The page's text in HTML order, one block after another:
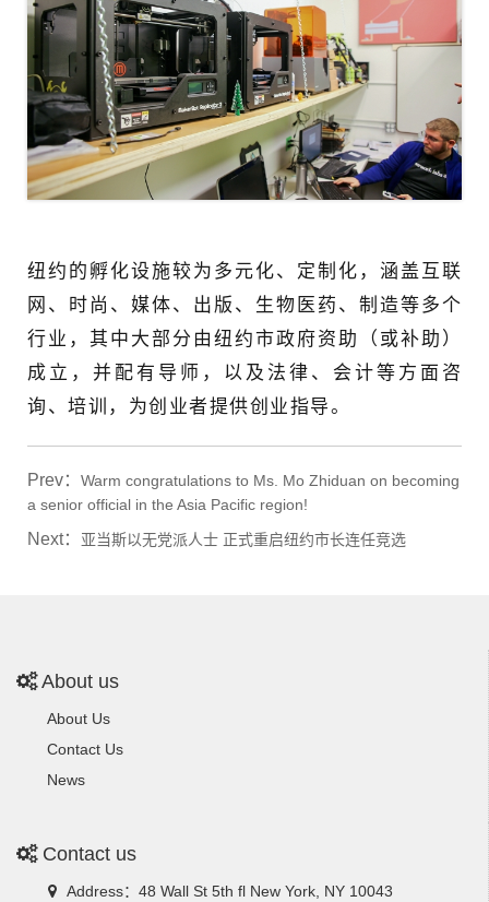
纽约的孵化设施较为多元化、定制化，涵盖互联
网、时尚、媒体、出版、生物医药、制造等多个
行业，其中大部分由纽约市政府资助（或补助）
成立，并配有导师，以及法律、会计等方面咨
询、培训，为创业者提供创业指导。
Prev： Warm congratulations to Ms. Mo Zhiduan on becoming
a senior official in the Asia Pacific region!
Next： 亚当斯以无党派人士 正式重启纽约市长连任竞选
About us
About Us
Contact Us
News
Contact us
Address：48 Wall St 5th fl New York, NY 10043